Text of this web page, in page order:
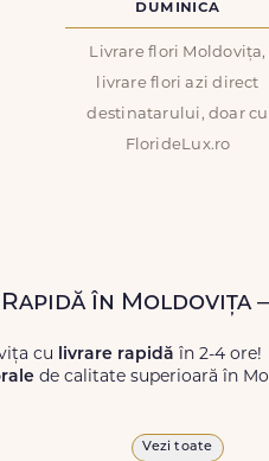
duminica
Livrare flori Moldovița,
livrare flori azi direct
destinatarului, doar cu
FlorideLux.ro
în Moldovița
cu livrare rapidă în 2-4 ore!
de calitate superioară în
Vezi toate